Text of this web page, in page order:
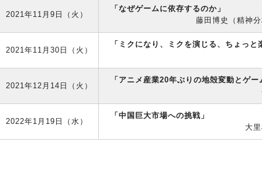
2021年11月9日（火）
「なぜゲームに依存するのか」
藤田博史（精神
2021年11月30日（火）
「ミクになり、ミクを演じる、ちょっ
2021年12月14日（火）
「アニメ産業20年ぶりの地殻変動とゲー
2022年1月19日（水）
「中国巨大市場への挑戦」
大